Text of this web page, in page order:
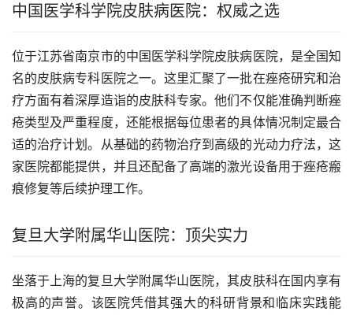
中国医学科学院皮肤病医院：权威之选
位于江苏省南京市的中国医学科学院皮肤病医院，是全国知
名的皮肤病专科医院之一。这里汇聚了一批在痤疮研究和治
疗方面有着深厚造诣的皮肤科专家。他们不仅能准确判断痤
疮类型及严重程度，还能根据每位患者的具体情况制定最合
适的治疗计划。从基础的药物治疗到高级的光动力疗法，这
家医院都能提供，并且还配备了高端的激光设备用于痤疮瘢
痕修复等后续护理工作。
复旦大学附属华山医院：顶尖实力
坐落于上海的复旦大学附属华山医院，其皮肤科在国内享有
极高的声誉。该医院凭借其强大的科研背景和临床实践能